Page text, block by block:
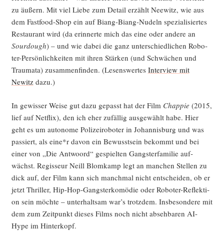
zu äußern. Mit viel Lie­be zum Detail erzählt Nee­witz, wie aus
dem Fast­food-Shop ein auf Biang-Biang-Nudeln spe­zia­li­sier­tes
Restau­rant wird (da erin­ner­te mich das eine oder ande­re an
Sourdough) – und wie dabei die ganz unter­schied­li­chen Robo­
ter-Per­sön­lich­kei­ten mit ihren Stär­ken (und Schwä­chen und
Trau­ma­ta) zusam­men­fin­den. (Lesens­wer­tes Inter­view mit
Newitzdazu.)
In gewis­ser Wei­se gut dazu gepasst hat der Film Chap­pie (2015,
lief auf Net­flix), den ich eher zufäl­lig aus­ge­wählt habe. Hier
geht es um auto­no­me Poli­zei­ro­bo­ter in Johan­nis­burg und was
pas­siert, als eine*r davon ein Bewusst­sein bekommt und bei
einer von „Die Ant­wo­ord“ gespiel­ten Gangs­ter­fa­mi­lie auf­
wächst. Regis­seur Neill Blom­kamp legt an man­chen Stel­len zu
dick auf, der Film kann sich manch­mal nicht ent­schei­den, ob er
jetzt Thril­ler, Hip-Hop-Gangs­ter­ko­mö­die oder Robo­ter-Reflek­ti­
on sein möch­te – unter­halt­sam war’s trotz­dem. Ins­be­son­de­re mit
dem zum Zeit­punkt die­ses Films noch nicht abseh­ba­ren AI-
Hype im Hinterkopf.